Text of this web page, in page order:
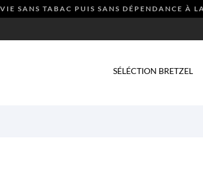
SANS TABAC PUIS SANS DÉPENDANCE À
SÉLÉCTION BRETZEL